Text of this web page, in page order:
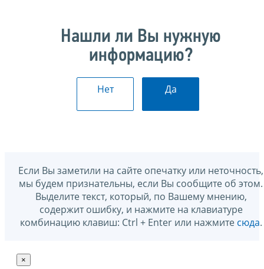
Нашли ли Вы нужную
информацию?
Нет Да
Если Вы заметили на сайте опечатку или неточность,
мы будем признательны, если Вы сообщите об этом.
Выделите текст, который, по Вашему мнению,
содержит ошибку, и нажмите на клавиатуре
комбинацию клавиш: Ctrl + Enter или нажмите сюда.
×